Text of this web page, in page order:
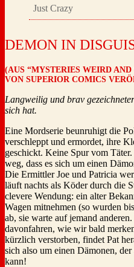
Just Crazy
DEMON IN
(AUS “MYSTERIES WEIRD
VON SUPERIOR COMICS
Langweilig und brav
sich hat.
Eine Mordserie beunruhigt die
verschleppt und ermordet, ihre
geschickt. Keine Spur vom
weg, dass es sich um einen
Die Ermittler Joe und Patricia
läuft nachts als Köder durch die
clevere Wendung: ein alter
Wagen mitnehmen (so wurden
ab, sie warte auf jemand
davonfahren, wie wir bald
kürzlich verstorben, findet Pat
sich also um einen Dämonen,
kann!